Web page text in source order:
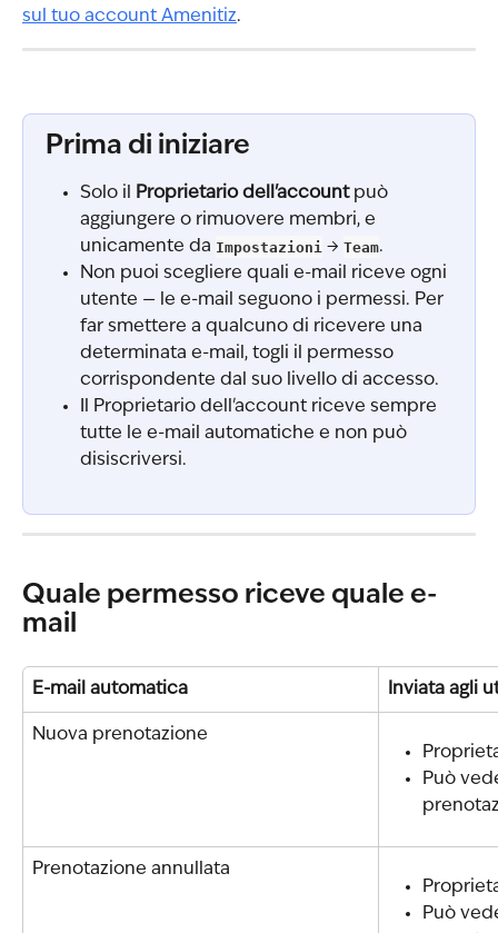
sul tuo account Amenitiz.
Prima di iniziare
Solo il Proprietario dell'account può
aggiungere o rimuovere membri, e
unicamente da Impostazioni → Team.
Non puoi scegliere quali e-mail riceve ogni
utente — le e-mail seguono i permessi. Per
far smettere a qualcuno di ricevere una
determinata e-mail, togli il permesso
corrispondente dal suo livello di accesso.
Il Proprietario dell'account riceve sempre
tutte le e-mail automatiche e non può
disiscriversi.
Quale permesso riceve quale e-
mail
E-mail automatica Inviata agli
Nuova prenotazione
Può
Prenotazione annullata
Può